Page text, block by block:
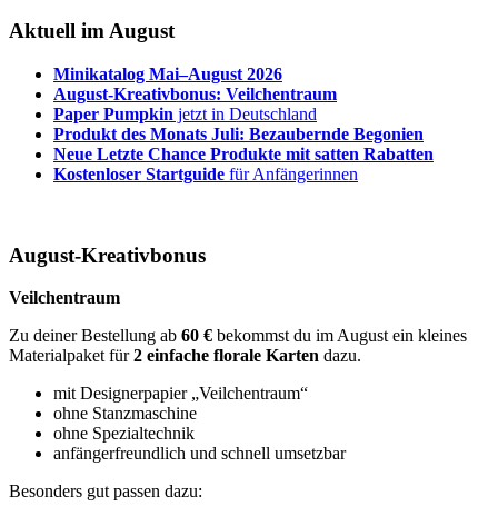
Aktuell im August
Minikatalog Mai–August 2026
August-Kreativbonus: Veilchentraum
Paper Pumpkin jetzt in Deutschland
Produkt des Monats Juli: Bezaubernde Begonien
Neue Letzte Chance Produkte mit satten Rabatten
Kostenloser Startguide für Anfängerinnen
August-Kreativbonus
Veilchentraum
Zu deiner Bestellung ab 60 € bekommst du im August ein kleines
Materialpaket für2 einfache florale Karten dazu.
mit Designerpapier „Veilchentraum“
ohne Stanzmaschine
ohne Spezialtechnik
anfängerfreundlich und schnell umsetzbar
Besonders gut passen dazu: